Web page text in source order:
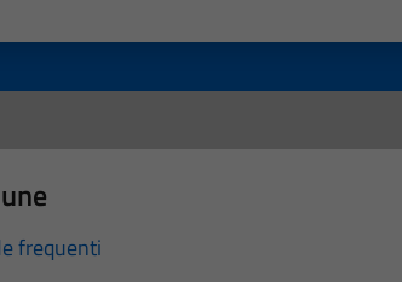
frequenti